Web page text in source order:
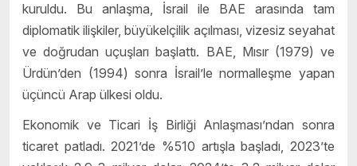
kuruldu. Bu anlaşma, İsrail ile BAE arasında tam
diplomatik ilişkiler, büyükelçilik açılması, vizesiz seyahat
ve doğrudan uçuşları başlattı. BAE, Mısır (1979) ve
Ürdün’den (1994) sonra İsrail’le normalleşme yapan
üçüncü Arap ülkesi oldu.
Ekonomik ve Ticari İş Birliği Anlaşması’ndan sonra
ticaret patladı. 2021’de %510 artışla başladı, 2023’te